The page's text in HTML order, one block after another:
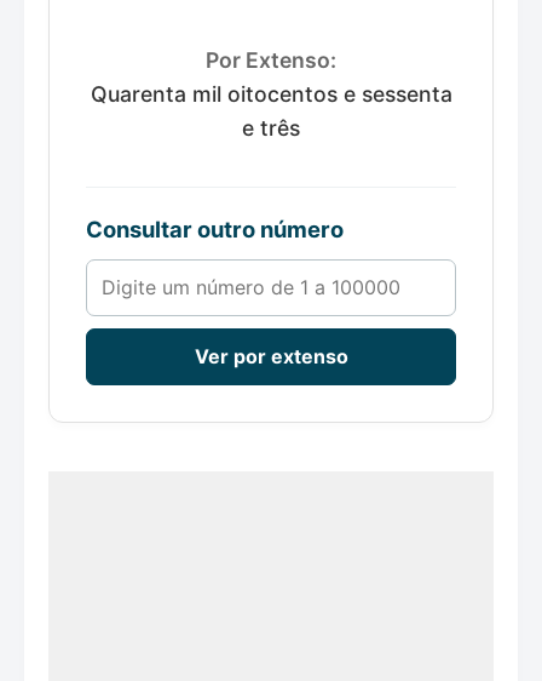
Por Extenso:
Quarenta mil oitocentos e sessenta
e três
Consultar outro número
Número de 1 a 100000
Ver por extenso